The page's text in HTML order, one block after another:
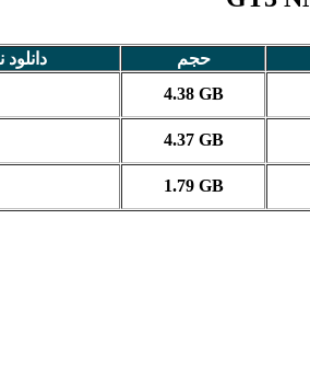
حجم
دانلود
4.38 GB
4.37 GB
1.79 GB